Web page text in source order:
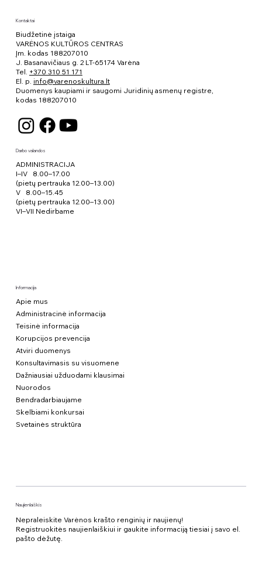
Kontaktai
Biudžetinė įstaiga
VARĖNOS KULTŪROS CENTRAS
Įm. kodas 188207010
J. Basanavičiaus g. 2 LT-65174 Varėna
Tel. +370 310 51 171
El. p. info@varenoskultura.lt
Duomenys kaupiami ir saugomi Juridinių asmenų registre,
kodas 188207010
Darbo valandos
ADMINISTRACIJA
I–IV 8.00–17.00
(pietų pertrauka 12.00–13.00)
V 8.00–15.45
(pietų pertrauka 12.00–13.00)
VI–VII Nedirbame
Informacija
Apie mus
Administracinė informacija
Teisinė informacija
Korupcijos prevencija
Atviri duomenys
Konsultavimasis su visuomene
Dažniausiai užduodami klausimai
Nuorodos
Bendradarbiaujame
Skelbiami konkursai
Svetainės struktūra
Naujienlaiškis
Nepraleiskite Varėnos krašto renginių ir naujienų!
Registruokitės naujienlaiškiui ir gaukite informaciją tiesiai į savo el.
pašto dėžutę.